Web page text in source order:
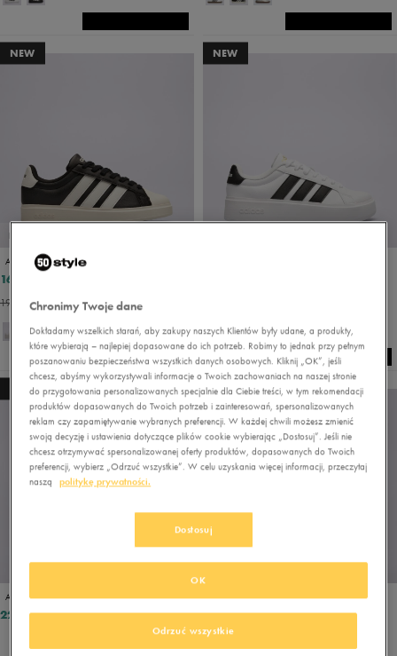
NEW
ADIDAS STREETTALK
167,99 zł
191,99 zł- najniższa cena
NEW
NEW
ADIDAS GRAND COURT LO
223,99 zł
NEW
ADIDAS STREETTALK
239,99 zł
167,99 zł
191,99 zł
Chronimy Twoje dane
Dokładamy wszelkich starań, aby zakupy naszych Klientów były udane, a produkty,
które wybierają – najlepiej dopasowane do ich potrzeb. Robimy to jednak przy pełnym
poszanowaniu bezpieczeństwa wszystkich danych osobowych. Kliknij „OK”, jeśli
chcesz, abyśmy wykorzystywali informacje o Twoich zachowaniach na naszej stronie
do przygotowania personalizowanych specjalnie dla Ciebie treści, w tym rekomendacji
produktów dopasowanych do Twoich potrzeb i zainteresowań, spersonalizowanych
reklam czy zapamiętywanie wybranych preferencji. W każdej chwili możesz zmienić
swoją decyzję i ustawienia dotyczące plików cookie wybierając „Dostosuj”. Jeśli nie
chcesz otrzymywać spersonalizowanej oferty produktów, dopasowanych do Twoich
preferencji, wybierz „Odrzuć wszystkie”. W celu uzyskania więcej informacji, przeczytaj
naszą
politykę prywatności.
Dostosuj
Odrzuć wszystkie
OK